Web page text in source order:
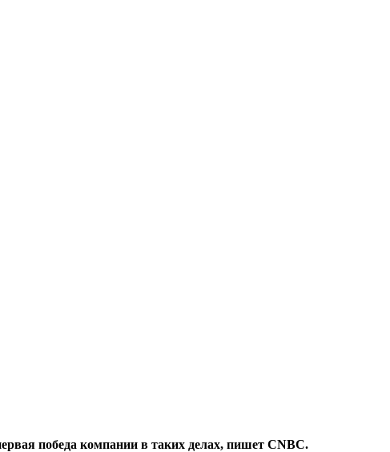
победа компании в таких делах, пишет CNBC.